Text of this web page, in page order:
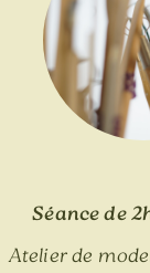
Séance de
Atelier de